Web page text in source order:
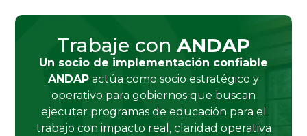
Trabaje con ANDAP
Un socio de implementación confiable
ANDAP actúa como socio estratégico y
operativo para gobiernos que buscan
ejecutar programas de educación para el
trabajo con impacto real, claridad operativa